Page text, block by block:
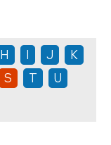
H I J
K
S T
U